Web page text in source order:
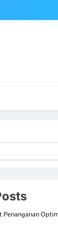
Penanganan